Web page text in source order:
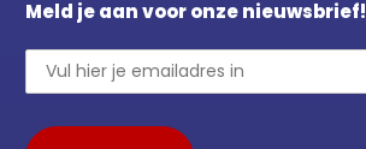
Meld je aan voor onze nieuwsbrief!